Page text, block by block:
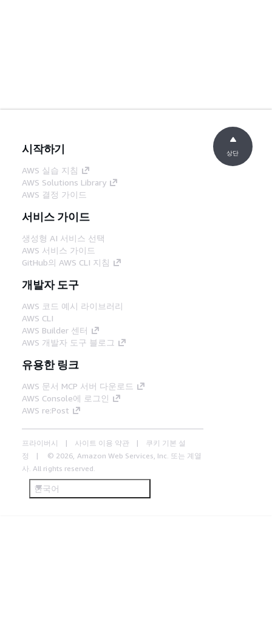
시작하기
AWS 실습 지침
AWS Solutions Library
AWS 결정 가이드
서비스 가이드
생성형 AI 서비스 선택
AWS 서비스 가이드
GitHub의 AWS CLI 지침
개발자 도구
AWS 코드 예시 라이브러리
AWS CLI
AWS Builder 센터
AWS 개발자 도구 블로그
유용한 링크
AWS 문서 MCP 서버 다운로드
AWS Console에 로그인
AWS re:Post
프라이버시 사이트 이용 약관
쿠키 기본 설
정
© 2026, Amazon Web Services, Inc. 또는 계열
사. All rights reserved.
한국어
상단